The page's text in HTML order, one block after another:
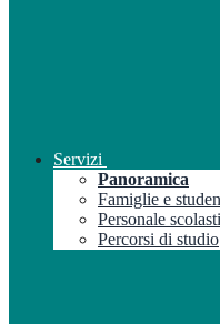
Servizi
Panoramica
Famiglie e
Personale
Percorsi di studio